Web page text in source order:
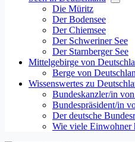
Die Müritz
Der Bodensee
Der Chiemsee
Der Schweriner See
Der Starnberger See
Mittelgebirge von
Berge von
Wissenswertes zu
Bundeskanzler/in
Bundespräsident/in
Der deutsche
Wie viele Einwohner